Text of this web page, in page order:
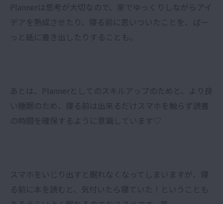
Plannerは思考が大切なので、家でゆっくりしながらアイ
デアを熟成させたり、寝る前に思いついたことを、ばー
っと紙に書き出したりすることも。
あとは、Plannerとしてのスキルアップのためと、より良
い睡眠のため、寝る前は出来るだけスマホを触らず読書
の時間を確保するように意識しています♡
スマホをいじり出すと眠れなくなってしまいますが、寝
る前に本を読むと、気付いたら寝ていた！ということも